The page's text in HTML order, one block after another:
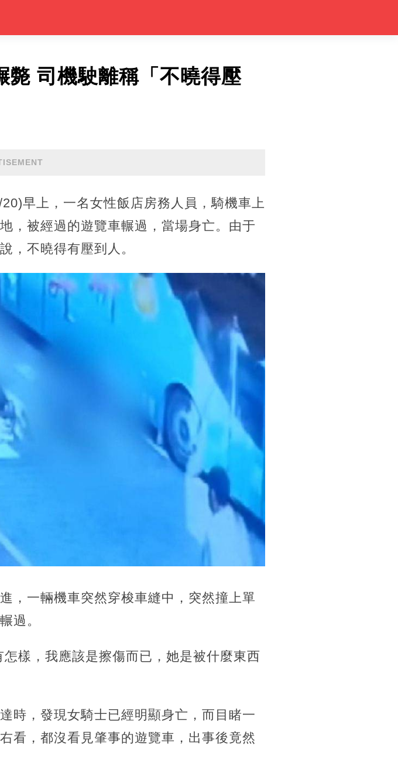
斃 司機駛離稱「不曉得壓
早上，一名女性飯店房務人員，騎機車上
，被經過的遊覽車輾過，當場身亡。由于
，不曉得有壓到人。
，一輛機車突然穿梭車縫中，突然撞上單
過。
樣，我應該是擦傷而已，她是被什麼東西
時，發現女騎士已經明顯身亡，而目睹一
看，都沒看見肇事的遊覽車，出事後竟然